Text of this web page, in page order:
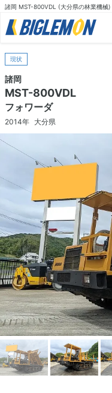
諸岡 MST-800VDL (大分県の林業機械)
現状
諸岡
MST-800VDL
フォワーダ
2014年 大分県